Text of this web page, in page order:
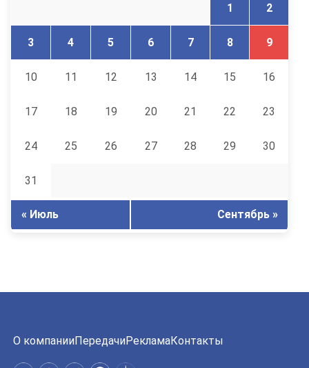
1 2
3 4 5 6 7 8 9
10 11 12 13 14 15 16
17 18 19 20 21 22 23
24 25 26 27 28 29 30
31
« Июль Сентябрь »
О компанииПередачиРекламаКонтакты